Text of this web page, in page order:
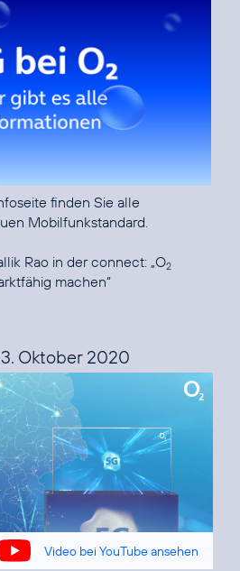
finden Sie alle
Mobilfunkstandard.
Rao in der connect: „O2
machen“
Oktober 2020
Video bei YouTube ansehen